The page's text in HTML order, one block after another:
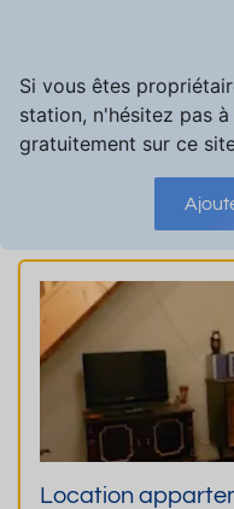
Si vous êtes
station, n'hésitez pas
gratuitement sur ce
Location